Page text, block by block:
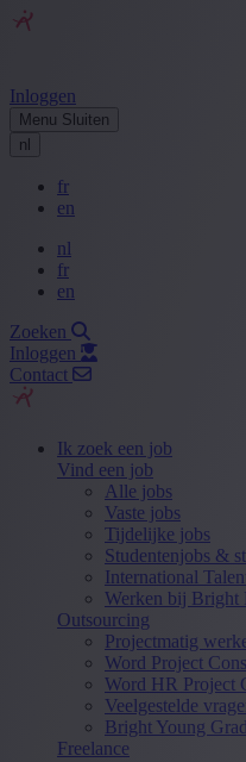
Inloggen
Menu Sluiten
nl
fr
en
nl
fr
en
Zoeken
Inloggen
Contact
Ik zoek een job
Vind een job
Alle jobs
Vaste jobs
Tijdelijke jobs
Studentenjobs &
International
Werken bij Bright
Outsourcing
Projectmatig
Word Project
Word HR Project
Veelgestelde
Bright Young
Freelance